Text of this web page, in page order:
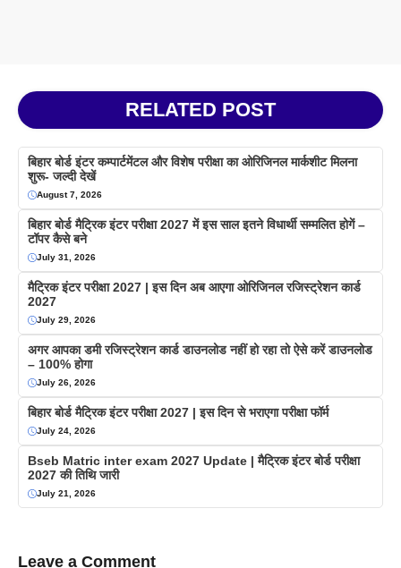
RELATED POST
बिहार बोर्ड इंटर कम्पार्टमेंटल और विशेष परीक्षा का ओरिजिनल मार्कशीट मिलना
शुरू- जल्दी देखें
August 7, 2026
बिहार बोर्ड मैट्रिक इंटर परीक्षा 2027 में इस साल इतने विधार्थी सम्मलित होगें –
टॉपर कैसे बने
July 31, 2026
मैट्रिक इंटर परीक्षा 2027 | इस दिन अब आएगा ओरिजिनल रजिस्ट्रेशन कार्ड
2027
July 29, 2026
अगर आपका डमी रजिस्ट्रेशन कार्ड डाउनलोड नहीं हो रहा तो ऐसे करें डाउनलोड
– 100% होगा
July 26, 2026
बिहार बोर्ड मैट्रिक इंटर परीक्षा 2027 | इस दिन से भराएगा परीक्षा फॉर्म
July 24, 2026
Bseb Matric inter exam 2027 Update | मैट्रिक इंटर बोर्ड परीक्षा
2027 की तिथि जारी
July 21, 2026
Leave a Comment